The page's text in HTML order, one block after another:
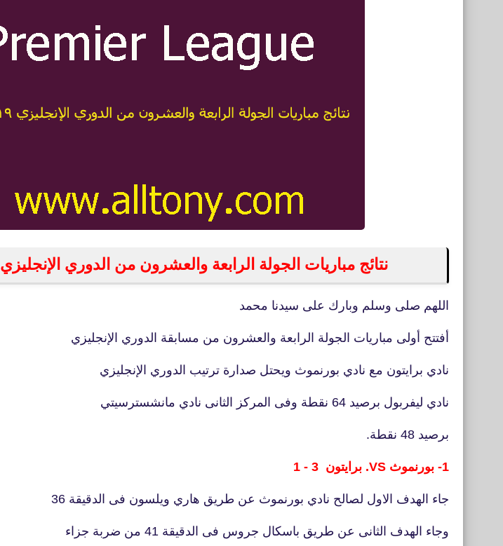
نتائج مباريات الجولة الرابعة والعشرون من الدوري الإنجليزي 2019/2020
اللهم صلى وسلم وبارك على سيدنا محمد
أفتتح أولى مباريات الجولة الرابعة والعشرون من مسابقة الدوري الإنجليزي
نادي برايتون مع نادي بورنموث ويحتل صدارة ترتيب الدوري الإنجليزي
نادي ليفربول برصيد 64 نقطة وفى المركز الثانى نادي مانشسترسيتي
برصيد 48 نقطة.
1- بورنموث VS. برايتون 3 - 1
جاء الهدف الاول لصالح نادي بورنموث عن طريق هاري ويلسون فى الدقيقة 36
وجاء الهدف الثانى عن طريق باسكال جروس فى الدقيقة 41 من ضربة جزاء